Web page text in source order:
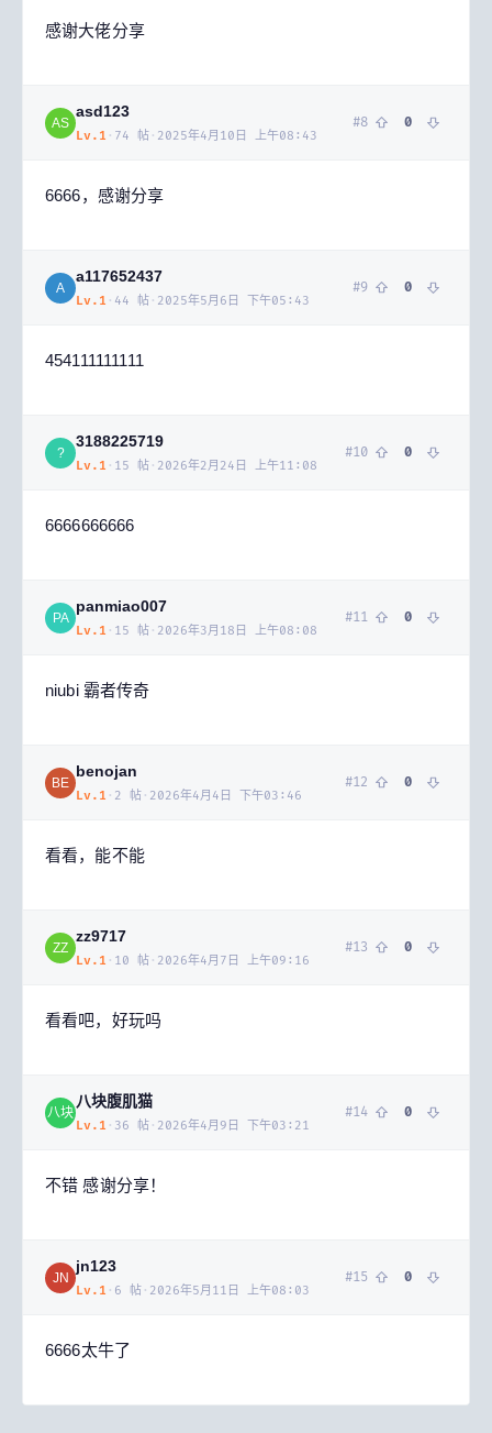
感谢大佬分享
AS
asd123
Lv. 1 · 74 帖 · 2025年4月10日 上午08:43
#8 0
6666，感谢分享
A
a117652437
Lv. 1 · 44 帖 · 2025年5月6日 下午05:43
#9 0
454111111111
?
3188225719
Lv. 1 · 15 帖 · 2026年2月24日 上午11:08
#10 0
6666666666
PA
panmiao007
Lv. 1 · 15 帖 · 2026年3月18日 上午08:08
#11 0
niubi 霸者传奇
BE
benojan
Lv. 1 · 2 帖 · 2026年4月4日 下午03:46
#12 0
看看，能不能
ZZ
zz9717
Lv. 1 · 10 帖 · 2026年4月7日 上午09:16
#13 0
看看吧，好玩吗
八块
八块腹肌猫
Lv. 1 · 36 帖 · 2026年4月9日 下午03:21
#14 0
不错 感谢分享！
JN
jn123
Lv. 1 · 6 帖 · 2026年5月11日 上午08:03
#15 0
6666太牛了